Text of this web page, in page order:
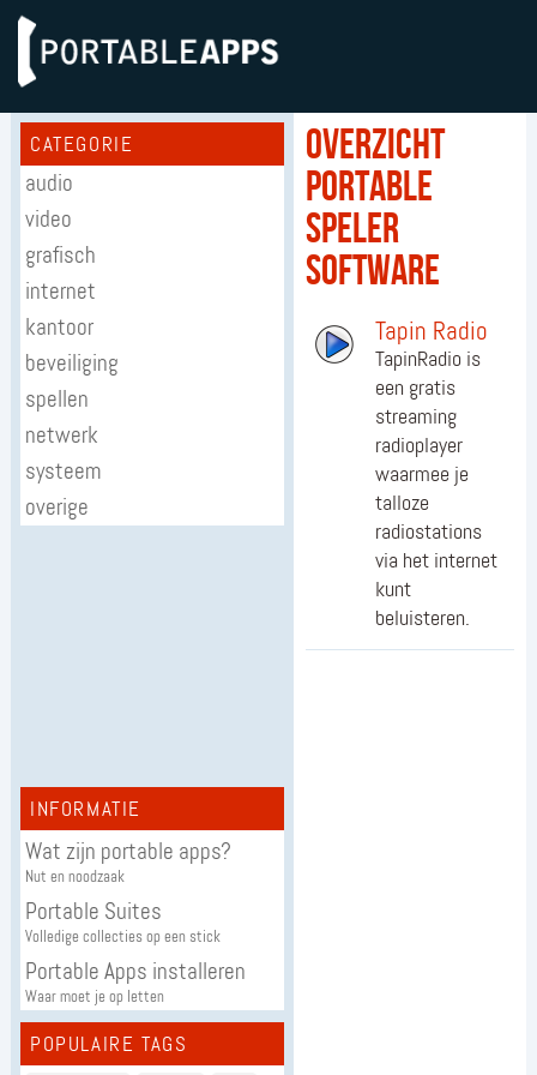
CATEGORIE
audio
video
grafisch
internet
kantoor
beveiliging
spellen
netwerk
systeem
overige
INFORMATIE
Wat zijn portable apps?
Nut en noodzaak
Portable Suites
Volledige collecties op een stick
Portable Apps installeren
Waar moet je op letten
POPULAIRE TAGS
Overzicht
portable
speler
software
Tapin Radio
TapinRadio is
een gratis
streaming
radioplayer
waarmee je
talloze
radiostations
via het internet
kunt
beluisteren.